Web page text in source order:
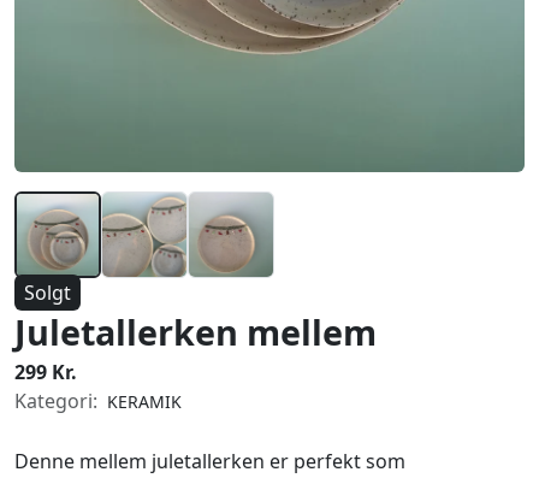
Solgt
Juletallerken mellem
299 Kr.
Kategori: KERAMIK
Denne mellem juletallerken er perfekt som